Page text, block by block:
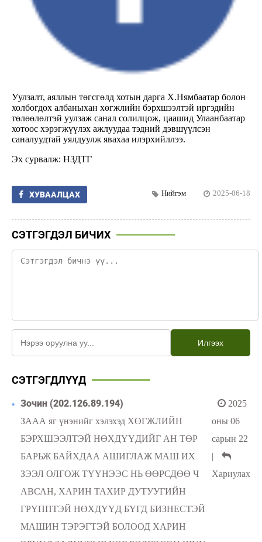
Уулзалт, аяллын төгсгөлд хотын дарга Х.Нямбаатар болон
холбогдох албаныхан хөгжлийн бэрхшээлтэй иргэдийн
төлөөлөлтэй уулзаж санал солилцож, цаашид Улаанбаатар
хотоос хэрэгжүүлэх ажлуудаа тэдний дэвшүүлсэн
саналуудтай уялдуулж явахаа илэрхийллээ.
Эх сурвалж: НЗДТГ
ХУВААЛЦАХ Нийгэм 2025-06-18
СЭТГЭГДЭЛ БИЧИХ
Илгээх
СЭТГЭГДЛҮҮД
Зочин (202.126.89.194)
ЗААА яг үнэнийг хэлэхэд ХӨГЖЛИЙН
БЭРХШЭЭЛТЭЙ НӨХДҮҮДИЙГ АН ТӨР
БАРЬЖ БАЙХДАА АШИГЛАЖ МАШ ИХ
ЗЭЭЛ ОЛГОЖ ТҮҮНЭЭС НЬ ӨӨРСДӨӨ Ч
АВСАН, ХАРИН ТАХИР ДУТУУГИЙН
ГРҮППТЭЙ НӨХДҮҮД БҮГД БИЗНЕСТЭЙ
МАШИН ТЭРЭГТЭЙ БОЛООД ХАРИН
2025
оны 06
сарын 22
|
Хариулах